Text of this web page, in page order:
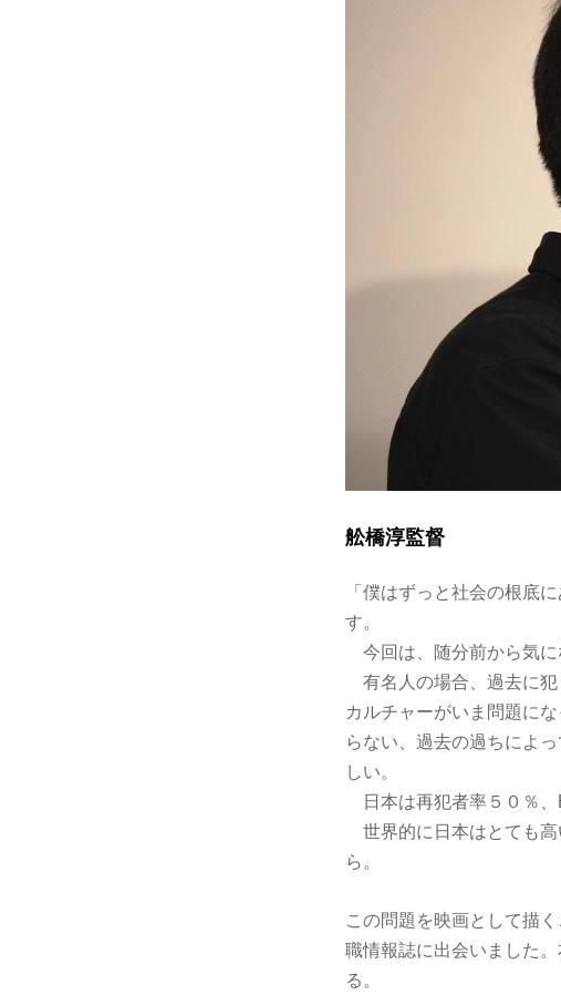
舩橋淳監督
「僕はずっと社会の根底
す。
今回は、随分前から気に
有名人の場合、過去に犯
カルチャーがいま問題に
らない、過去の過ちによ
しい。
日本は再犯者率５０％、
世界的に日本はとても高
ら。
この問題を映画として描
職情報誌に出会いました
る。